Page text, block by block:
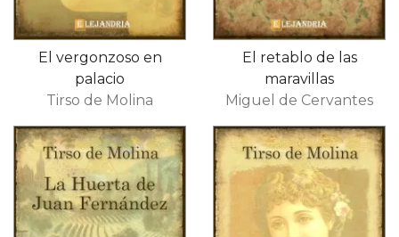
El vergonzoso en
palacio
Tirso de Molina
El retablo de las
maravillas
Miguel de Cervantes